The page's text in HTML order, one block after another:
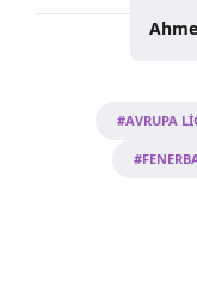
kullanılmaktadır.
kılınması ve
Çerezlere ilişkin
#AVRUPA